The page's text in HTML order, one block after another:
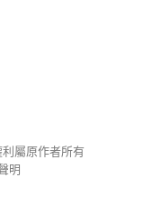
屬原作者所有
明